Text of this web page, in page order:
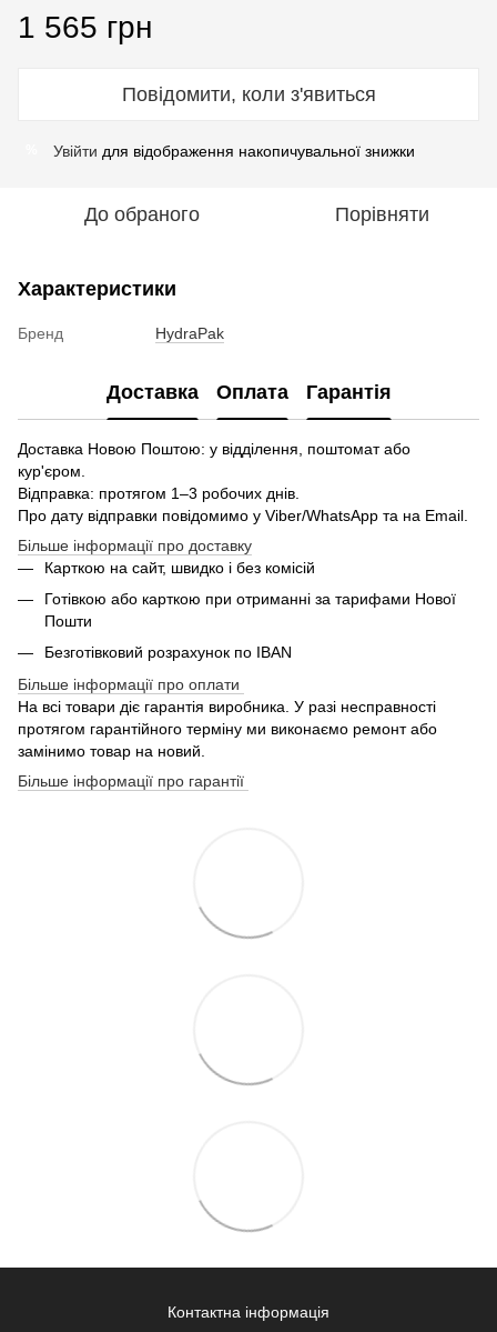
1 565 грн
Повідомити, коли з'явиться
Увійти для відображення накопичувальної знижки
До обраного Порівняти
Характеристики
Бренд HydraPak
Доставка Оплата Гарантія
Доставка Новою Поштою: у відділення, поштомат або
кур'єром.
Відправка: протягом 1–3 робочих днів.
Про дату відправки повідомимо у Viber/WhatsApp та на Email.
Більше інформації про доставку
Карткою на сайт, швидко і без комісій
Готівкою або карткою при отриманні за тарифами Нової
Пошти
Безготівковий розрахунок по IBAN
Більше інформації про оплати
На всі товари діє гарантія виробника. У разі несправності
протягом гарантійного терміну ми виконаємо ремонт або
замінимо товар на новий.
Більше інформації про гарантії
Контактна інформація